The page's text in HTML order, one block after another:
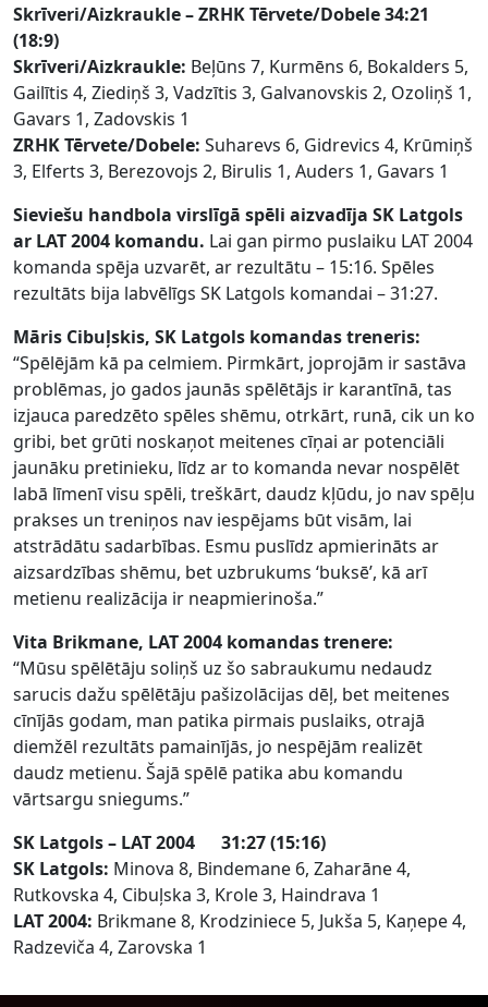
Skrīveri/Aizkraukle– ZRHK Tērvete/Dobele 34:21
(18:9)
Skrīveri/Aizkraukle: Beļūns 7, Kurmēns 6, Bokalders 5,
Gailītis 4, Ziediņš 3, Vadzītis 3, Galvanovskis 2, Ozoliņš 1,
Gavars 1, Zadovskis 1
ZRHK Tērvete/Dobele: Suharevs 6, Gidrevics 4, Krūmiņš
3, Elferts 3, Berezovojs 2, Birulis 1, Auders 1, Gavars 1
Sieviešu handbola virslīgā spēli aizvadīja SK Latgols
ar LAT 2004 komandu. Lai gan pirmo puslaiku LAT 2004
komanda spēja uzvarēt, ar rezultātu – 15:16. Spēles
rezultāts bija labvēlīgs SK Latgols komandai – 31:27.
Māris Cibuļskis, SK Latgols komandas treneris:
“Spēlējām kā pa celmiem. Pirmkārt, joprojām ir sastāva
problēmas, jo gados jaunās spēlētājs ir karantīnā, tas
izjauca paredzēto spēles shēmu, otrkārt, runā, cik un ko
gribi, bet grūti noskaņot meitenes cīņai ar potenciāli
jaunāku pretinieku, līdz ar to komanda nevar nospēlēt
labā līmenī visu spēli, treškārt, daudz kļūdu, jo nav spēļu
prakses un treniņos nav iespējams būt visām, lai
atstrādātu sadarbības. Esmu puslīdz apmierināts ar
aizsardzības shēmu, bet uzbrukums ‘buksē’, kā arī
metienu realizācija ir neapmierinoša.”
Vita Brikmane, LAT 2004 komandas trenere:
“Mūsu spēlētāju soliņš uz šo sabraukumu nedaudz
sarucis dažu spēlētāju pašizolācijas dēļ, bet meitenes
cīnījās godam, man patika pirmais puslaiks, otrajā
diemžēl rezultāts pamainījās, jo nespējām realizēt
daudz metienu. Šajā spēlē patika abu komandu
vārtsargu sniegums.”
SK Latgols – LAT 2004 31:27 (15:16)
SK Latgols: Minova 8, Bindemane 6, Zaharāne 4,
Rutkovska 4, Cibuļska 3, Krole 3, Haindrava 1
LAT 2004: Brikmane 8, Krodziniece 5, Jukša 5, Kaņepe 4,
Radzeviča 4, Zarovska 1